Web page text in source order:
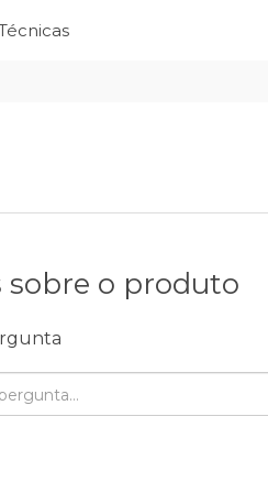
sobre o produto